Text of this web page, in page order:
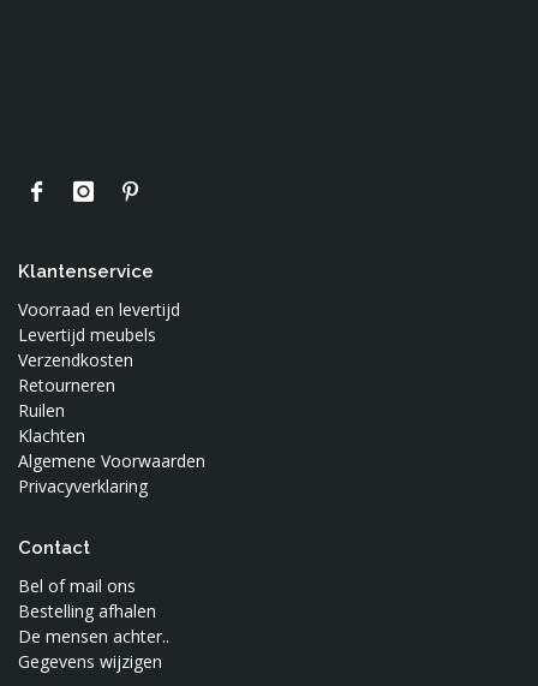
Klantenservice
Voorraad en levertijd
Levertijd meubels
Verzendkosten
Retourneren
Ruilen
Klachten
Algemene Voorwaarden
Privacyverklaring
Contact
Bel of mail ons
Bestelling afhalen
De mensen achter..
Gegevens wijzigen